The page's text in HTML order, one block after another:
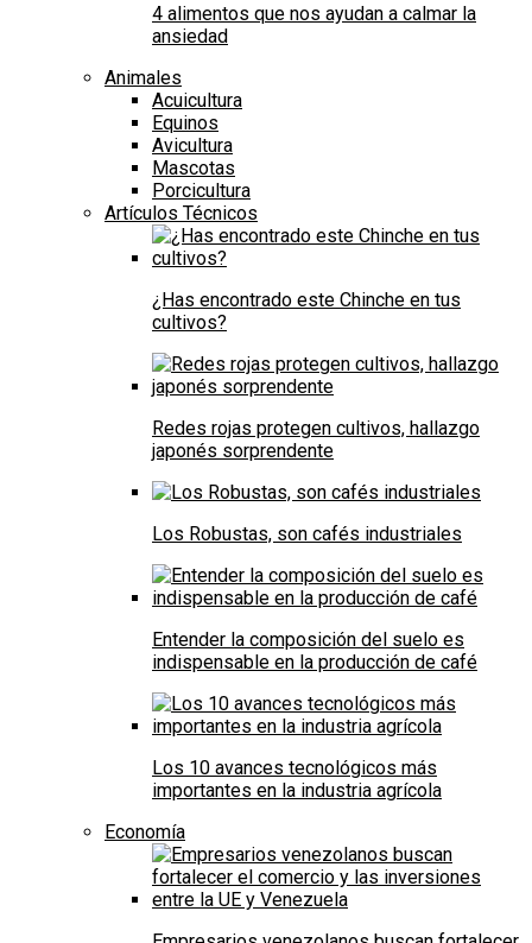
4 alimentos que nos ayudan a calmar la
ansiedad
Animales
Acuicultura
Equinos
Avicultura
Mascotas
Porcicultura
Artículos Técnicos
¿Has encontrado este Chinche en tus
cultivos?
Redes rojas protegen cultivos, hallazgo
japonés sorprendente
Los Robustas, son cafés industriales
Entender la composición del suelo es
indispensable en la producción de café
Los 10 avances tecnológicos más
importantes en la industria agrícola
Economía